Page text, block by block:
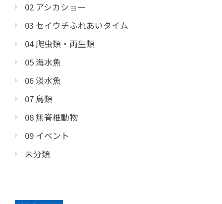
02 アシカショー
03 セイウチふれあいタイム
04 爬虫類・両生類
05 海水魚
06 淡水魚
07 鳥類
08 無脊椎動物
09 イベント
未分類